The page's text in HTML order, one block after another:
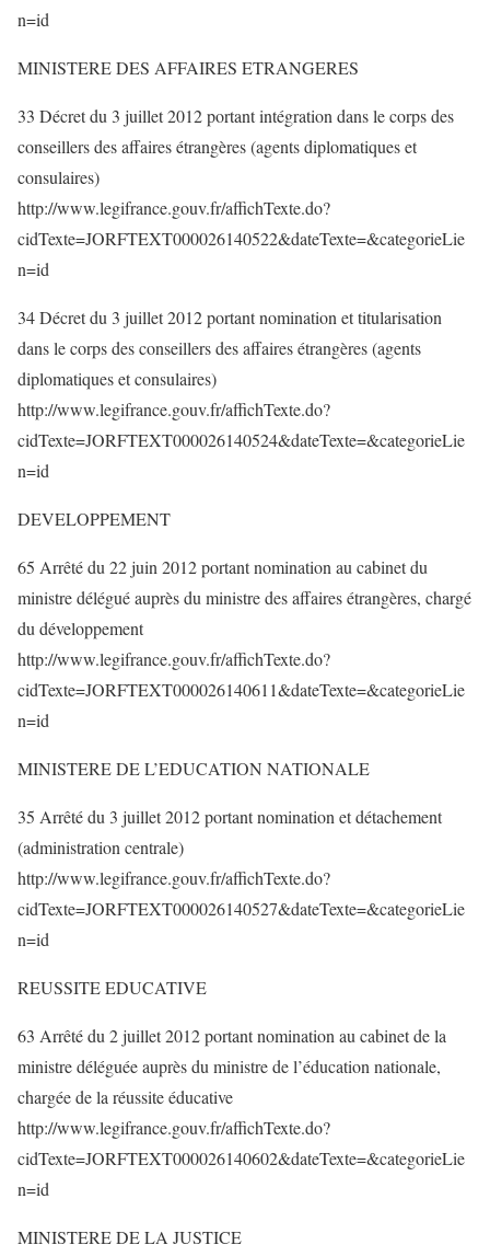
n=id
MINISTERE DES AFFAIRES ETRANGERES
33 Décret du 3 juillet 2012 portant intégration dans le corps des
conseillers des affaires étrangères (agents diplomatiques et
consulaires)
http://www.legifrance.gouv.fr/affichTexte.do?
cidTexte=JORFTEXT000026140522&dateTexte=&categorieLie
n=id
34 Décret du 3 juillet 2012 portant nomination et titularisation
dans le corps des conseillers des affaires étrangères (agents
diplomatiques et consulaires)
http://www.legifrance.gouv.fr/affichTexte.do?
cidTexte=JORFTEXT000026140524&dateTexte=&categorieLie
n=id
DEVELOPPEMENT
65 Arrêté du 22 juin 2012 portant nomination au cabinet du
ministre délégué auprès du ministre des affaires étrangères, chargé
du développement
http://www.legifrance.gouv.fr/affichTexte.do?
cidTexte=JORFTEXT000026140611&dateTexte=&categorieLie
n=id
MINISTERE DE L’EDUCATION NATIONALE
35 Arrêté du 3 juillet 2012 portant nomination et détachement
(administration centrale)
http://www.legifrance.gouv.fr/affichTexte.do?
cidTexte=JORFTEXT000026140527&dateTexte=&categorieLie
n=id
REUSSITE EDUCATIVE
63 Arrêté du 2 juillet 2012 portant nomination au cabinet de la
ministre déléguée auprès du ministre de l’éducation nationale,
chargée de la réussite éducative
http://www.legifrance.gouv.fr/affichTexte.do?
cidTexte=JORFTEXT000026140602&dateTexte=&categorieLie
n=id
MINISTERE DE LA JUSTICE